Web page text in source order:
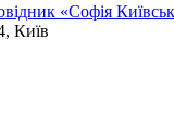
«Софія
Київ